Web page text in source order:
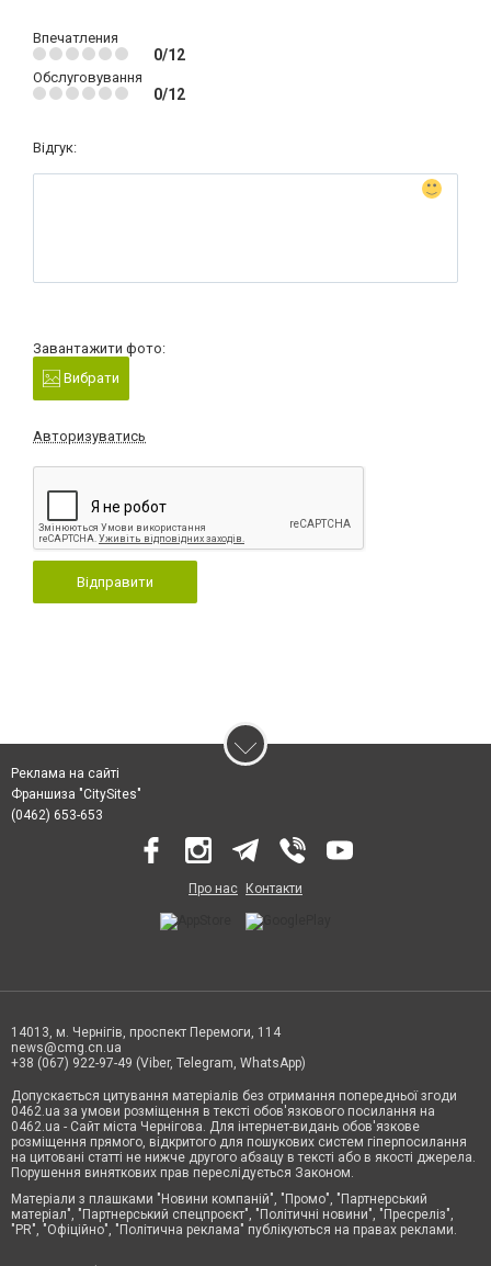
Впечатления
0/12
Обслуговування
0/12
Відгук:
Завантажити фото:
Вибрати
Авторизуватись
Відправити
Реклама на сайті
Франшиза "CitySites"
(0462) 653-653
Про нас Контакти
14013, м. Чернігів, проспект Перемоги, 114
news@cmg.cn.ua
+38 (067) 922-97-49 (Viber, Telegram, WhatsApp)
Допускається цитування матеріалів без отримання попередньої згоди
0462.ua за умови розміщення в тексті обов'язкового посилання на
0462.ua - Сайт міста Чернігова. Для інтернет-видань обов'язкове
розміщення прямого, відкритого для пошукових систем гіперпосилання
на цитовані статті не нижче другого абзацу в тексті або в якості джерела.
Порушення виняткових прав переслідується Законом.
Матеріали з плашками "Новини компаній", "Промо", "Партнерський
матеріал", "Партнерський спецпроєкт", "Політичні новини", "Пресреліз",
"PR", "Офіційно", "Політична реклама" публікуються на правах реклами.